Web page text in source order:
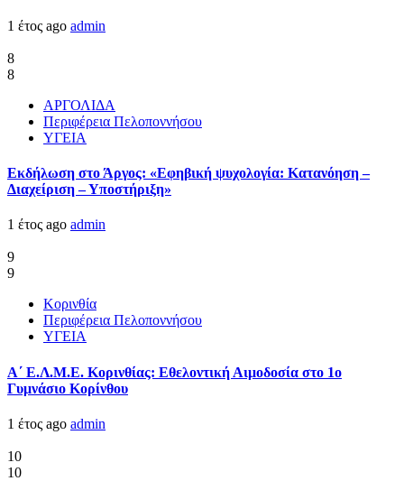
1 έτος ago admin
8
8
ΑΡΓΟΛΙΔΑ
Περιφέρεια Πελοποννήσου
ΥΓΕΙΑ
Εκδήλωση στο Άργος: «Εφηβική ψυχολογία: Κατανόηση –
Διαχείριση – Υποστήριξη»
1 έτος ago admin
9
9
Κορινθία
Περιφέρεια Πελοποννήσου
ΥΓΕΙΑ
Α΄ Ε.Λ.Μ.Ε. Κορινθίας: Εθελοντική Αιμοδοσία στο 1ο
Γυμνάσιο Κορίνθου
1 έτος ago admin
10
10